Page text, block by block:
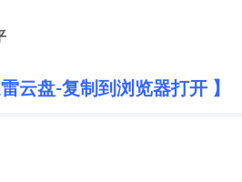
云盘-复制到浏览器打开 】